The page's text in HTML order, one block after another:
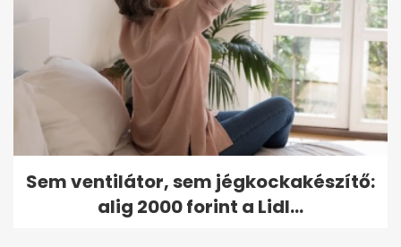
Sem ventilátor, sem jégkockakészítő:
alig 2000 forint a Lidl...